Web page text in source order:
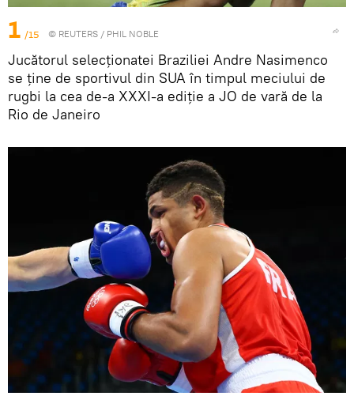
1 /15 © REUTERS / PHIL NOBLE
Jucătorul selecționatei Braziliei Andre Nasimenco
se ţine de sportivul din SUA în timpul meciului de
rugbi la cea de-a XXXI-a ediție a JO de vară de la
Rio de Janeiro